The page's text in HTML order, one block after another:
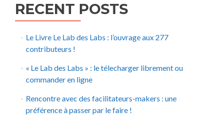
RECENT POSTS
Le Livre Le Lab des Labs : l’ouvrage aux 277
contributeurs !
« Le Lab des Labs » : le télecharger librement ou
commander en ligne
Rencontre avec des facilitateurs-makers : une
préférence à passer par le faire !